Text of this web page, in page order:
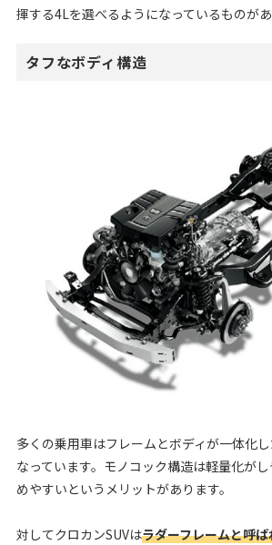
揮する4Lを選べるようになっているものがあ
タフなボディ構造
多くの乗用車はフレームとボディが一体化
なっています。モノコック構造は軽量化が
めやすいというメリットがあります。
対してクロカンSUVはラダーフレームと呼